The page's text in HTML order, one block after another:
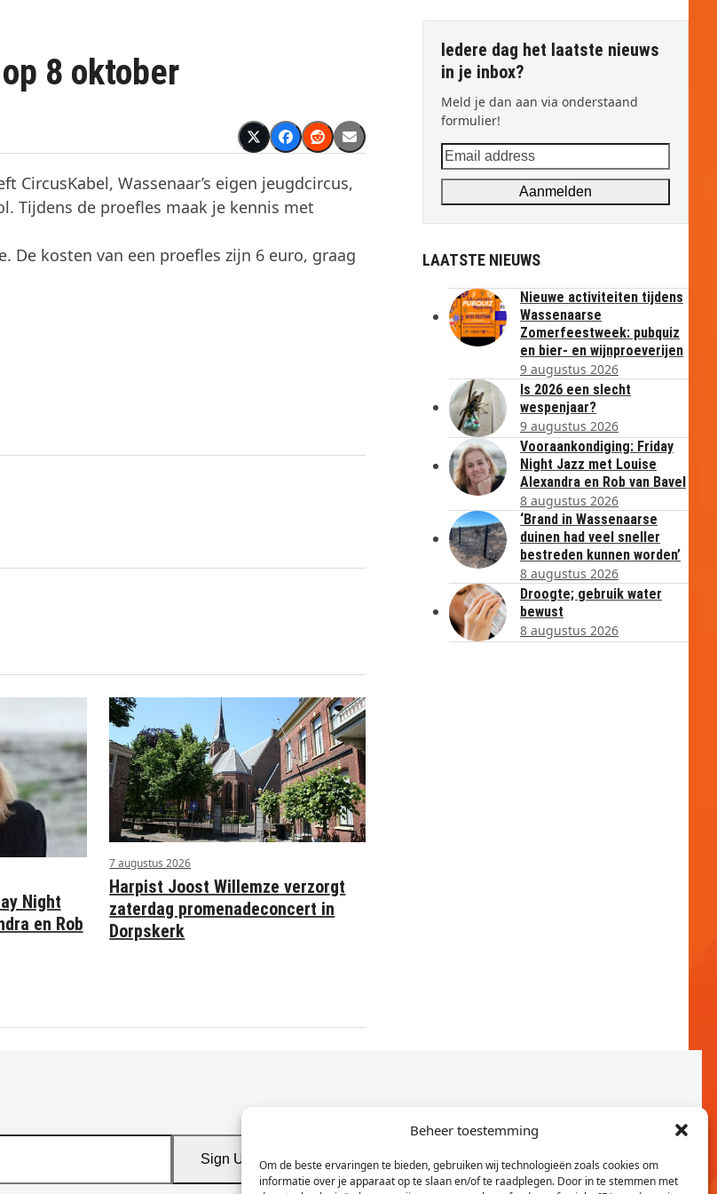
Beheer toestemming
Om de beste ervaringen te bieden, gebruiken wij technologieën zoals cookies om
informatie over je apparaat op te slaan en/of te raadplegen. Door in te stemmen met
8 oktober
CircusKabel, Wassenaar’s eigen jeugdcircus,
Tijdens de proefles maak je kennis met
De kosten van een proefles zijn 6 euro, graag
Night
en Rob
7 augustus 2026
Harpist Joost Willemze verzorgt
zaterdag promenadeconcert in
Dorpskerk
Iedere dag het laatste nieuws
in je inbox?
Meld je dan aan via onderstaand
formulier!
Email
address
Aanmelden
LAATSTE NIEUWS
Nieuwe activiteiten tijdens
Wassenaarse
Zomerfeestweek: pubquiz
en bier- en wijnproeverijen
9 augustus 2026
Is 2026 een slecht
wespenjaar?
9 augustus 2026
Vooraankondiging: Friday
Night Jazz met Louise
Alexandra en Rob van Bavel
8 augustus 2026
‘Brand in Wassenaarse
duinen had veel sneller
bestreden kunnen worden’
8 augustus 2026
Droogte; gebruik water
bewust
8 augustus 2026
Sign Up